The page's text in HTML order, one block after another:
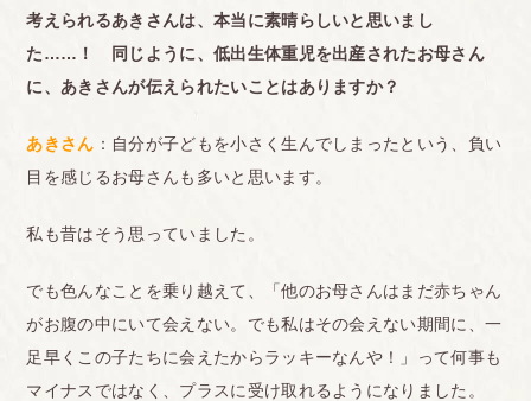
考えられるあきさんは、本当に素晴らしいと思いまし
た……！
同じように、低出生体重児を出産されたお母さん
に、あきさんが伝えられたいことはありますか？
あきさん ：自分が子どもを小さく生んでしまったという、負い
目を感じるお母さんも多いと思います。
私も昔はそう思っていました。
でも色んなことを乗り越えて、「他のお母さんはまだ赤ちゃん
がお腹の中にいて会えない。でも私はその会えない期間に、一
足早くこの子たちに会えたからラッキーなんや！」って何事も
マイナスではなく、プラスに受け取れるようになりました。